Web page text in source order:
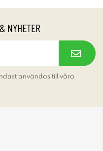
NYHETER
användas till våra